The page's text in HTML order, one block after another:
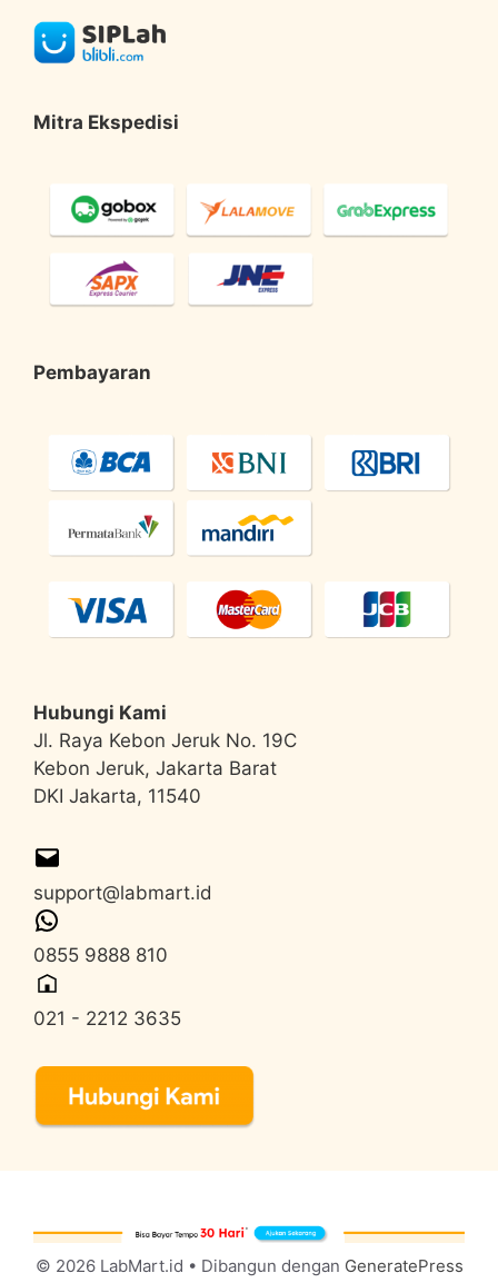
Mitra Ekspedisi
Pembayaran
Hubungi Kami
Jl. Raya Kebon Jeruk No. 19C
Kebon Jeruk, Jakarta Barat
DKI Jakarta, 11540
support@labmart.id
0855 9888 810
021 - 2212 3635
© 2026 LabMart.id • Dibangun dengan GeneratePress